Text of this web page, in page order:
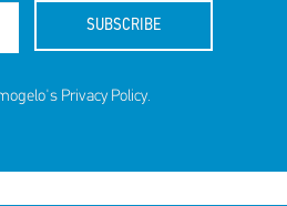
SUBSCRIBE
Privacy Policy.